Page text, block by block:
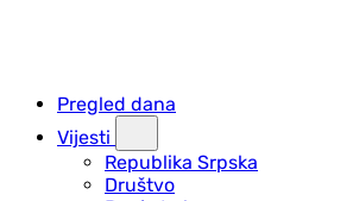
Pregled dana
Vijesti
Republika Srpska
Društvo